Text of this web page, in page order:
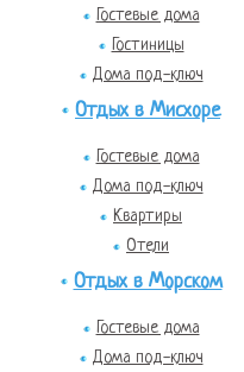
Гостевые дома
Гостиницы
Дома под-ключ
Отдых в Мисхоре
Гостевые дома
Дома под-ключ
Квартиры
Отели
Отдых в Морском
Гостевые дома
Дома под-ключ